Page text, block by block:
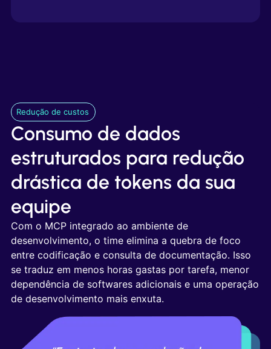
Redução de custos
Consumo de dados
estruturados para redução
drástica de tokens da sua
equipe
Com o MCP integrado ao ambiente de
desenvolvimento, o time elimina a quebra de foco
entre codificação e consulta de documentação. Isso
se traduz em menos horas gastas por tarefa, menor
dependência de softwares adicionais e uma operação
de desenvolvimento mais enxuta.